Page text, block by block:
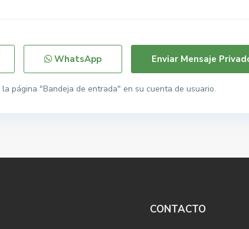
WhatsApp
página "Bandeja de entrada" en su cuenta de usuario.
CONTACTO